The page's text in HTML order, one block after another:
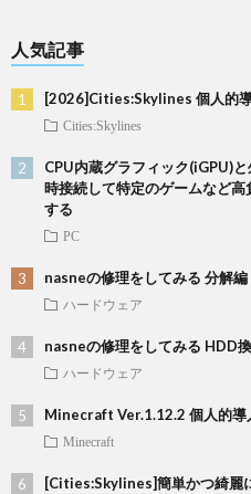
人気記事
[2026]Cities:Skylines 個人的
Cities:Skylines
CPU内蔵グラフィック(iGPU)
時接続して特定のゲームなど
する
PC
nasneの修理をしてみる 分解編
ハードウェア
nasneの修理をしてみる HDD
ハードウェア
Minecraft Ver.1.12.2 個人的導
Minecraft
[Cities:Skylines]簡単かつ綺麗